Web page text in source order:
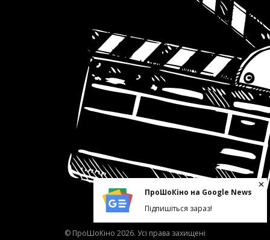
© ПроШоКіно 2026. Усі права захищені
ПроШоКіно на Google News
Підпишіться зараз!